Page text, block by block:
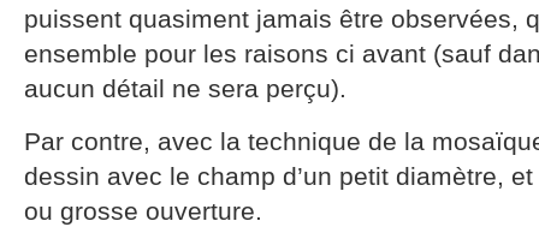
puissent quasiment jamais être observées,
ensemble pour les raisons ci avant (sauf
aucun détail ne sera perçu).
Par contre, avec la technique de la
dessin avec le champ d’un petit diamètre,
ou grosse ouverture.